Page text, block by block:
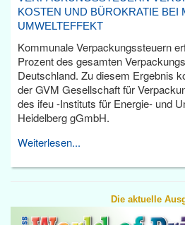
KOSTEN UND BÜROKRATIE BEI
UMWELTEFFEKT
Kommunale Verpackungssteuern
Prozent des gesamten
Deutschland. Zu diesem Ergebnis
der GVM Gesellschaft für
des ifeu -Instituts für Energie- und
Heidelberg gGmbH.
Weiterlesen...
Die aktuelle